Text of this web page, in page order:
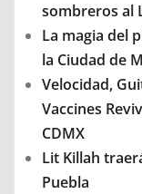
sombreros al
La magia del
la Ciudad de
Velocidad,
Vaccines
CDMX
Lit Killah
Puebla